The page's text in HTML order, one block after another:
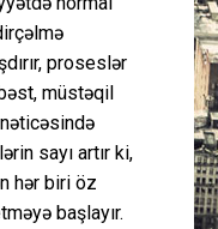
proseslər
müstəqil
sayı artır ki,
hər biri öz
başlayır.